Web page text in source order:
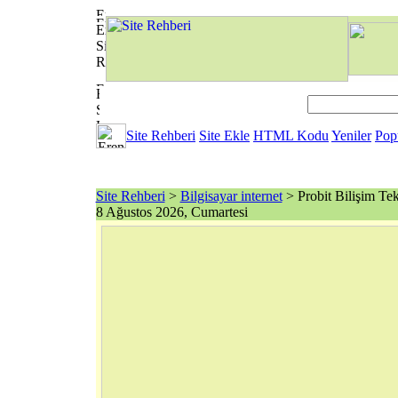
Site Rehberi Site Ekle HTML Kodu Yeniler
Site Rehberi > Bilgisayar internet> Probit Bilişim
8 Ağustos 2026, Cumartesi